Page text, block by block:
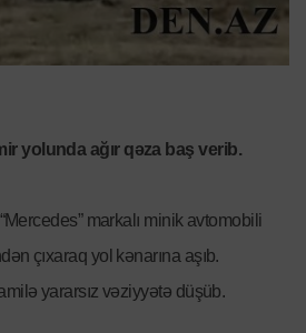
yolunda ağır qəza baş verib.
markalı minik avtomobili
çıxaraq yol kənarına aşıb.
yararsız vəziyyətə düşüb.